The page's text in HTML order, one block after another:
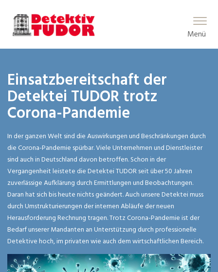
Main Menu
Menü
Einsatzbereitschaft der
Detektei TUDOR trotz
Corona-Pandemie
In der ganzen Welt sind die Auswirkungen und Beschränkungen durch
die Corona-Pandemie spürbar. Viele Unternehmen und Dienstleister
sind auch in Deutschland davon betroffen. Schon in der
Vergangenheit leistete die Detektei TUDOR seit über 50 Jahren
zuverlässige Aufklärung durch Ermittlungen und Beobachtungen.
Daran hat sich bis heute nichts geändert. Auch unsere Detektei muss
durch Umstrukturierungen der internen Abläufe der neuen
Herausforderung Rechnung tragen. Trotz Corona-Pandemie ist der
Bedarf unserer Mandanten an Unterstützung durch professionelle
Detektive hoch, im privaten wie auch dem wirtschaftlichen Bereich.